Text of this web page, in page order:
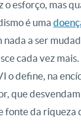
esforço, mas
é uma
nada a ser
cada vez
o define, na
que
fonte da riqueza